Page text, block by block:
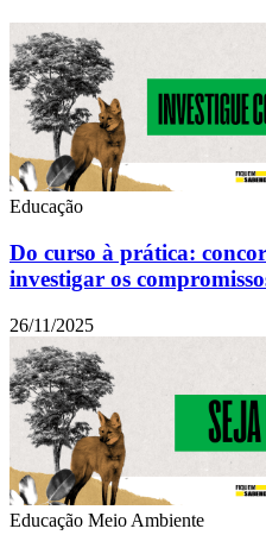
Educação
Do curso à prática:
investigar os
26/11/2025
Educação Meio Ambiente